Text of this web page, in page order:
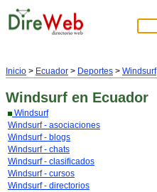
Inicio > Ecuador > Deportes > Windsurf
Windsurf en Ecuador
Windsurf
Windsurf - asociaciones
Windsurf - blogs
Windsurf - chats
Windsurf - clasificados
Windsurf - cursos
Windsurf - directorios